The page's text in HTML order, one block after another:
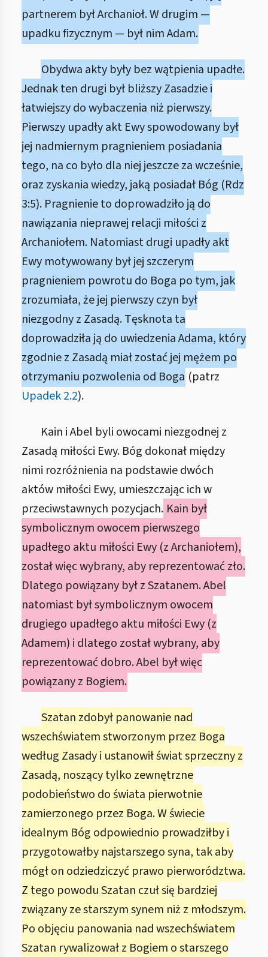
partnerem był Archanioł. W drugim —
upadku fizycznym — był nim Adam.
Obydwa akty były bez wątpienia upadłe.
Jednak ten drugi był bliższy Zasadzie i
łatwiejszy do wybaczenia niż pierwszy.
Pierwszy upadły akt Ewy spowodowany był
jej nadmiernym pragnieniem posiadania
tego, na co było dla niej jeszcze za wcześnie,
oraz zyskania wiedzy, jaką posiadał Bóg (Rdz
3:5). Pragnienie to doprowadziło ją do
nawiązania nieprawej relacji miłości z
Archaniołem. Natomiast drugi upadły akt
Ewy motywowany był jej szczerym
pragnieniem powrotu do Boga po tym, jak
zrozumiała, że jej pierwszy czyn był
niezgodny z Zasadą. Tęsknota ta
doprowadziła ją do uwiedzenia Adama, który
zgodnie z Zasadą miał zostać jej mężem po
otrzymaniu pozwolenia od Boga (patrz
Upadek 2.2).
Kain i Abel byli owocami niezgodnej z
Zasadą miłości Ewy. Bóg dokonał między
nimi rozróżnienia na podstawie dwóch
aktów miłości Ewy, umieszczając ich w
przeciwstawnych pozycjach. Kain był
symbolicznym owocem pierwszego
upadłego aktu miłości Ewy (z Archaniołem),
został więc wybrany, aby reprezentować zło.
Dlatego powiązany był z Szatanem. Abel
natomiast był symbolicznym owocem
drugiego upadłego aktu miłości Ewy (z
Adamem) i dlatego został wybrany, aby
reprezentować dobro. Abel był więc
powiązany z Bogiem.
Szatan zdobył panowanie nad
wszechświatem stworzonym przez Boga
według Zasady i ustanowił świat sprzeczny z
Zasadą, noszący tylko zewnętrzne
podobieństwo do świata pierwotnie
zamierzonego przez Boga. W świecie
idealnym Bóg odpowiednio prowadziłby i
przygotowałby najstarszego syna, tak aby
mógł on odziedziczyć prawo pierworództwa.
Z tego powodu Szatan czuł się bardziej
związany ze starszym synem niż z młodszym.
Po objęciu panowania nad wszechświatem
Szatan rywalizował z Bogiem o starszego